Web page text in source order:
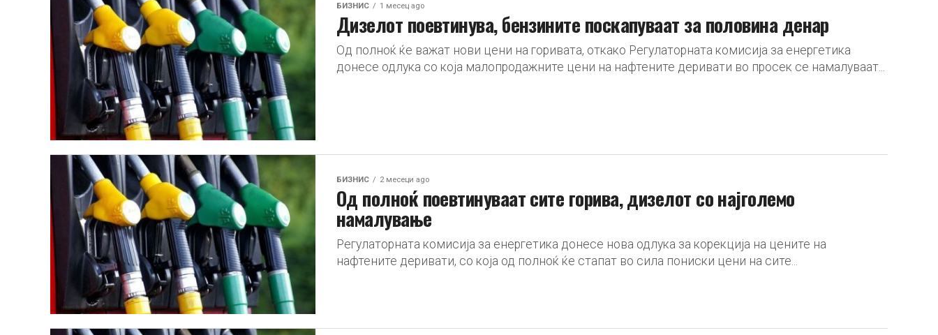
БИЗНИС 1 месец ago
Дизелот поевтинува, бензините поскапуваат за половина денар
Од полноќ ќе важат нови цени на горивата, откако Регулаторната комисија за енергетика
донесе одлука со која малопродажните цени на нафтените деривати во просек се намалуваат...
БИЗНИС 2 месеци ago
Од полноќ поевтинуваат сите горива, дизелот со најголемо
намалување
Регулаторната комисија за енергетика донесе нова одлука за корекција на цените на
нафтените деривати, со која од полноќ ќе стапат во сила пониски цени на сите...